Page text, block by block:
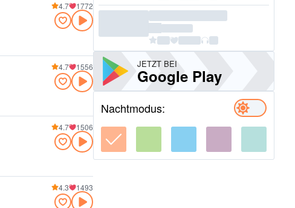
4.7 1772
4.7 1556
4.7 1506
4.3 1493
JETZT BEI
Google Play
Nachtmodus: